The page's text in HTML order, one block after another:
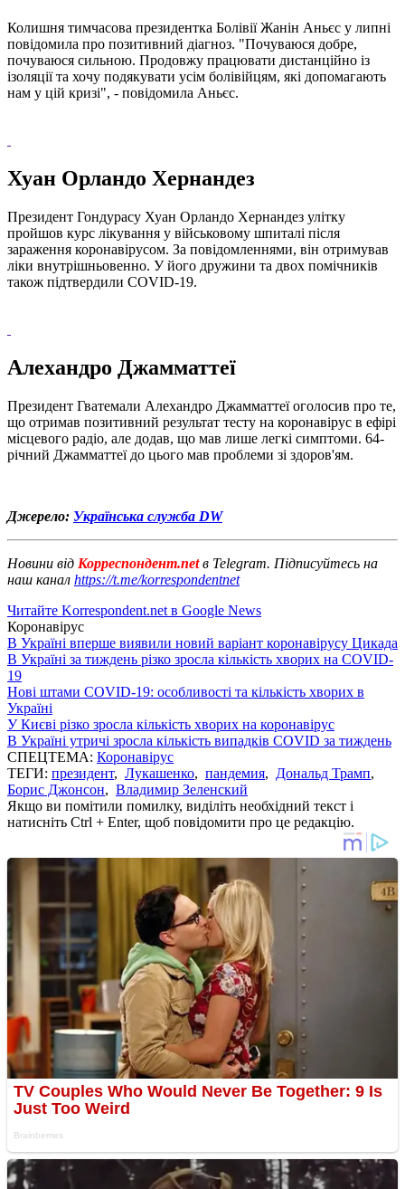
Колишня тимчасова президентка Болівії Жанін Аньєс у липні
повідомила про позитивний діагноз. "Почуваюся добре,
почуваюся сильною. Продовжу працювати дистанційно із
ізоляції та хочу подякувати усім болівійцям, які допомагають
нам у цій кризі", - повідомила Аньєс.
Хуан Орландо Хернандез
Президент Гондурасу Хуан Орландо Хернандез улітку
пройшов курс лікування у військовому шпиталі після
зараження коронавірусом. За повідомленнями, він отримував
ліки внутрішньовенно. У його дружини та двох помічників
також підтвердили COVID-19.
Алехандро Джамматтеї
Президент Гватемали Алехандро Джамматтеї оголосив про те,
що отримав позитивний результат тесту на коронавірус в ефірі
місцевого радіо, але додав, що мав лише легкі симптоми. 64-
річний Джамматтеї до цього мав проблеми зі здоров'ям.
Джерело: Українська служба DW
Новини від Корреспондент.netв Telegram. Підписуйтесь на
наш канал https://t.me/korrespondentnet
Читайте Korrespondent.net в Google News
Коронавірус
В Україні вперше виявили новий варіант коронавірусу Цикада
В Україні за тиждень різко зросла кількість хворих на COVID-
19
Нові штами COVID-19: особливості та кількість хворих в
Україні
У Києві різко зросла кількість хворих на коронавірус
В Україні утричі зросла кількість випадків COVID за тиждень
СПЕЦТЕМА: Коронавірус
ТЕГИ: президент, Лукашенко, пандемия, Дональд Трамп,
Борис Джонсон, Владимир Зеленский
Якщо ви помітили помилку, виділіть необхідний текст і
натисніть Ctrl + Enter, щоб повідомити про це редакцію.